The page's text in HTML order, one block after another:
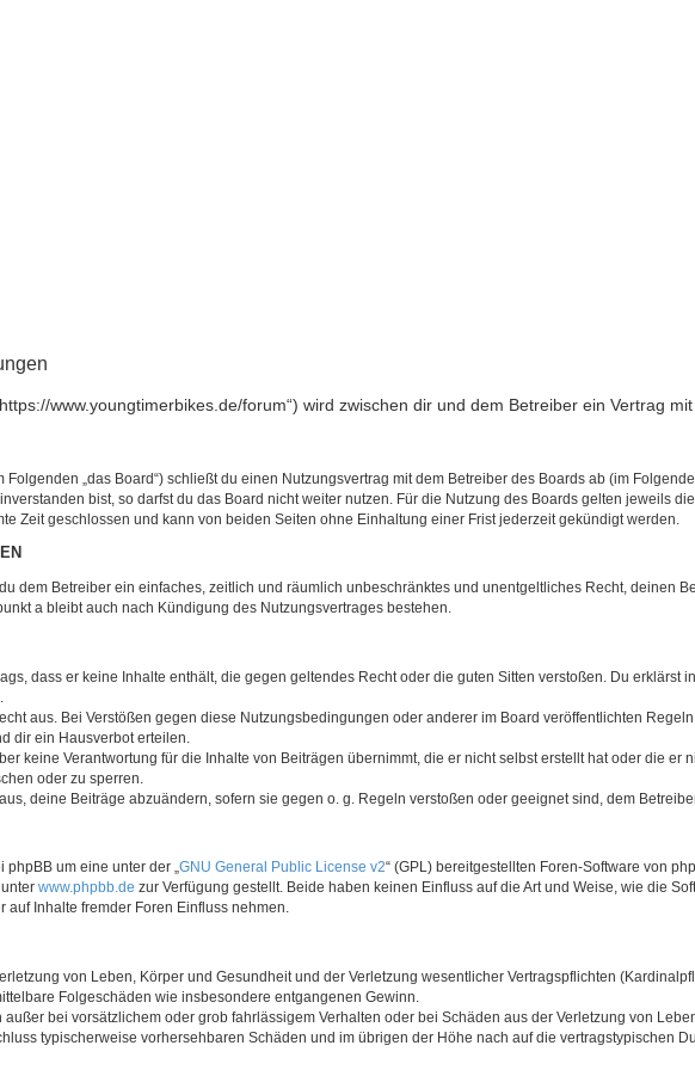
www.youngtimerbikes.de/forum“) wird zwischen dir und dem Betreiber ein Vertrag
Folgenden „das Board“) schließt du einen Nutzungsvertrag mit dem Betreiber des Boards ab (im
bist, so darfst du das Board nicht weiter nutzen. Für die Nutzung des Boards gelten jeweils
Zeit geschlossen und kann von beiden Seiten ohne Einhaltung einer Frist jederzeit gekündigt werden.
dem Betreiber ein einfaches, zeitlich und räumlich unbeschränktes und unentgeltliches Recht, deinen
a bleibt auch nach Kündigung des Nutzungsvertrages bestehen.
dass er keine Inhalte enthält, die gegen geltendes Recht oder die guten Sitten verstoßen. Du
aus. Bei Verstößen gegen diese Nutzungsbedingungen oder anderer im Board veröffentlichten
dir ein Hausverbot erteilen.
keine Verantwortung für die Inhalte von Beiträgen übernimmt, die er nicht selbst erstellt hat oder die er
oder zu sperren.
deine Beiträge abzuändern, sofern sie gegen o. g. Regeln verstoßen oder geeignet sind, dem
phpBB um eine unter der „GNU General Public License v2“ (GPL) bereitgestellten Foren-Software von
www.phpbb.de zur Verfügung gestellt. Beide haben keinen Einfluss auf die Art und Weise, wie die
auf Inhalte fremder Foren Einfluss nehmen.
von Leben, Körper und Gesundheit und der Verletzung wesentlicher Vertragspflichten
Folgeschäden wie insbesondere entgangenen Gewinn.
bei vorsätzlichem oder grob fahrlässigem Verhalten oder bei Schäden aus der Verletzung von
typischerweise vorhersehbaren Schäden und im übrigen der Höhe nach auf die vertragstypischen